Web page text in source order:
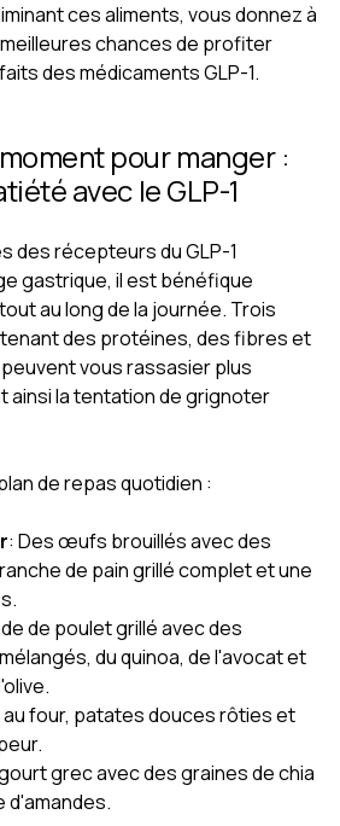
ces aliments, vous donnez à
chances de profiter
des médicaments GLP-1.
pour manger :
avec le GLP-1
des récepteurs du GLP-1
gastrique, il est bénéfique
au long de la journée. Trois
des protéines, des fibres et
vous rassasier plus
ainsi la tentation de grignoter
de repas quotidien :
: Des œufs brouillés avec des
de pain grillé complet et une
de poulet grillé avec des
du quinoa, de l'avocat et
au four, patates douces rôties et
grec avec des graines de chia
d'amandes.